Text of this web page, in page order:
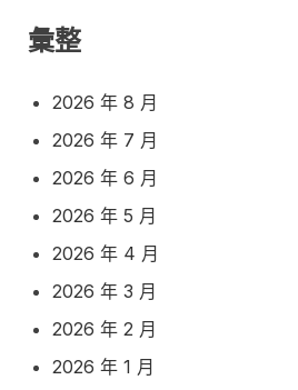
彙整
2026 年 8 月
2026 年 7 月
2026 年 6 月
2026 年 5 月
2026 年 4 月
2026 年 3 月
2026 年 2 月
2026 年 1 月